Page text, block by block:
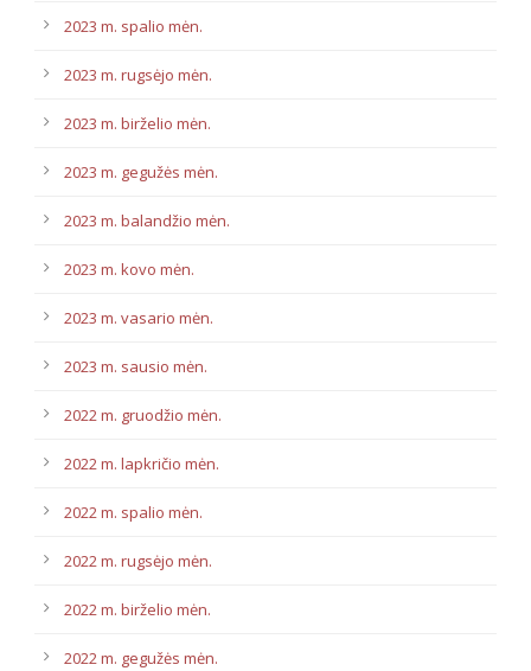
2023 m. spalio mėn.
2023 m. rugsėjo mėn.
2023 m. birželio mėn.
2023 m. gegužės mėn.
2023 m. balandžio mėn.
2023 m. kovo mėn.
2023 m. vasario mėn.
2023 m. sausio mėn.
2022 m. gruodžio mėn.
2022 m. lapkričio mėn.
2022 m. spalio mėn.
2022 m. rugsėjo mėn.
2022 m. birželio mėn.
2022 m. gegužės mėn.